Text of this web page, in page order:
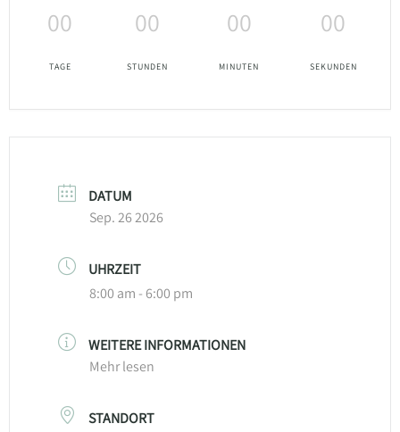
00
TAGE
00
STUNDEN
00
MINUTEN
00
SEKUNDEN
DATUM
Sep. 26 2026
UHRZEIT
8:00 am - 6:00 pm
WEITERE INFORMATIONEN
Mehr lesen
STANDORT